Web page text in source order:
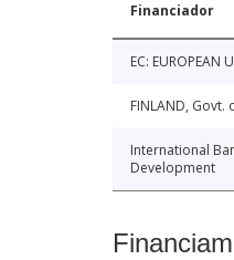
Financiador
EC: EUROPEAN
FINLAND,
International
Development